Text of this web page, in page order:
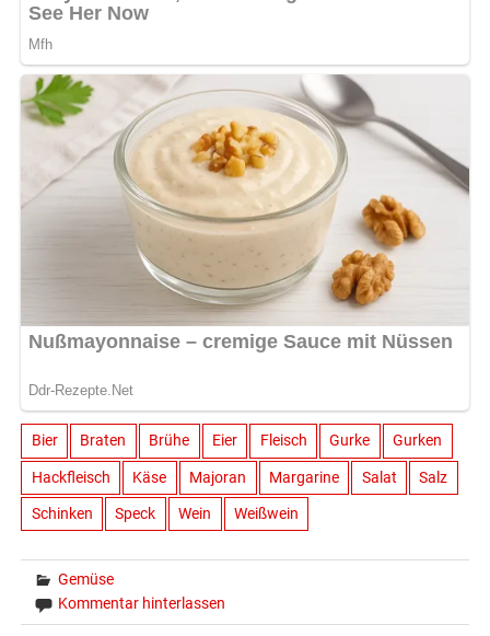
Bier Braten Brühe Eier Fleisch Gurke Gurken
Hackfleisch Käse Majoran Margarine Salat Salz
Schinken Speck Wein Weißwein
Gemüse
Kommentar hinterlassen